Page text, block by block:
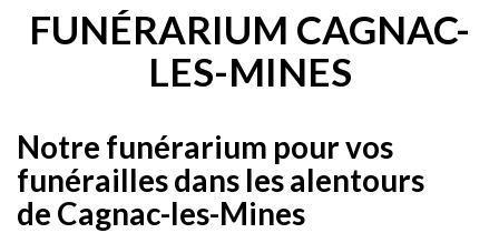
FUNÉRARIUM CAGNAC-
LES-MINES
Notre funérarium pour vos
funérailles dans les alentours
de Cagnac-les-Mines